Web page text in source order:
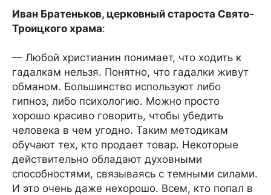
Иван Братеньков, церковный староста Свято-
Троицкого храма:
— Любой христианин понимает, что ходить к
гадалкам нельзя. Понятно, что гадалки живут
обманом. Большинство используют либо
гипноз, либо психологию. Можно просто
хорошо красиво говорить, чтобы убедить
человека в чем угодно. Таким методикам
обучают тех, кто продает товар. Некоторые
действительно обладают духовными
способностями, связываясь с темными силами.
И это очень даже нехорошо. Всем, кто попал в